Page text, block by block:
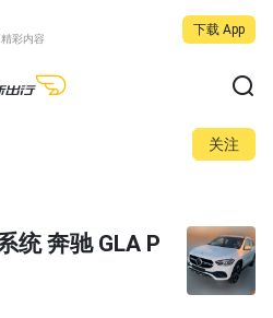
彩内容
下载 App
关注
统 奔驰 GLA P